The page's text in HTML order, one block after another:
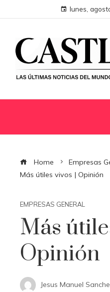
lunes,
Home
Empresas
Más útiles vivos | Opinión
EMPRESAS GENERAL
Más
Opinión
Jesus Manuel